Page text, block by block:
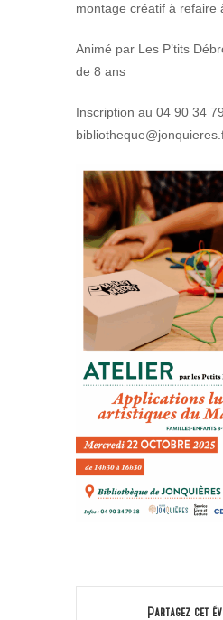
montage créatif à refaire
Animé par Les P’tits
de 8 ans
Inscription au 04 90 34
Partagez cet